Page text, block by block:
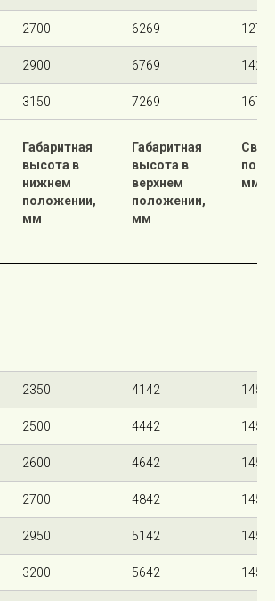
2700 6269 1270
2900 6769 1420
3150 7269 1670
Габаритная
высота в
нижнем
положении,
мм
Габаритная
высота в
верхнем
положении,
мм
мм
2350 4142 145
2500 4442 145
2600 4642 145
2700 4842 145
2950 5142 145
3200 5642 145